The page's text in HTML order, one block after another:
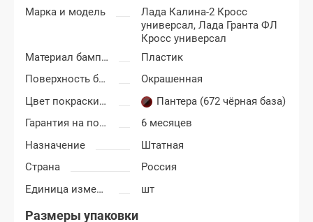
Марка и модель
Лада Калина-2 Кросс
универсал,Лада Гранта ФЛ
Кросс универсал
Материал бампера
Пластик
Поверхность бампера
Окрашенная
Цвет покраски Лада Калина Кросс (Cross)
Пантера (672 чёрная база)
Гарантия на покраску
6 месяцев
Назначение
Штатная
Страна
Россия
Единица измерения
шт
Размеры упаковки